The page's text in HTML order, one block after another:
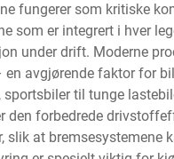
fungerer som kritiske
som er integrert i hver
under drift. Moderne
avgjørende faktor for
til tunge
den forbedrede
at bremsesystemene